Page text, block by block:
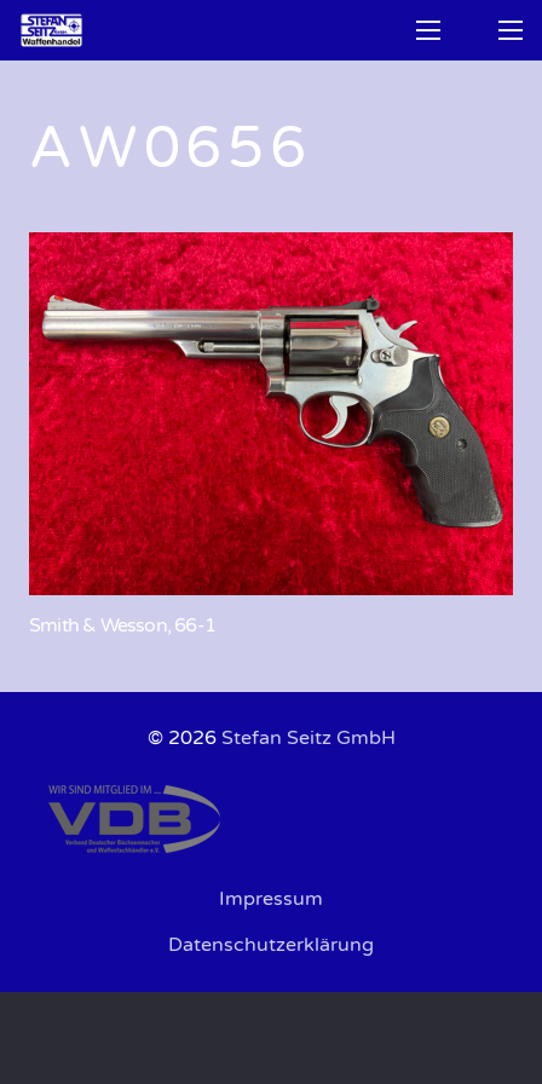
AW0656
Smith & Wesson, 66-1
© 2026 Stefan Seitz GmbH
Impressum
Datenschutzerklärung